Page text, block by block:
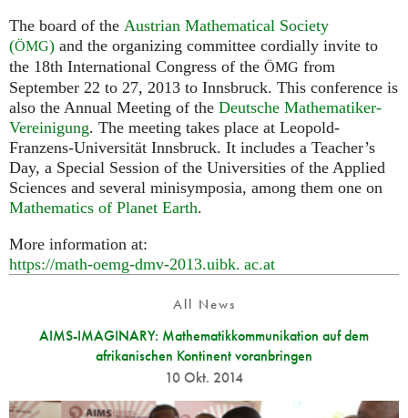
The board of the Austrian Mathematical Society
(ÖMG) and the organizing committee cordially invite to
the 18th International Congress of the ÖMG from
September 22 to 27, 2013 to Innsbruck. This conference is
also the Annual Meeting of the Deutsche Mathematiker-
Vereinigung. The meeting takes place at Leopold-
Franzens-Universität Innsbruck. It includes a Teacher’s
Day, a Special Session of the Universities of the Applied
Sciences and several minisymposia, among them one on
Mathematics of Planet Earth.
More information at:
https://math-oemg-dmv-2013.uibk. ac.at
All News
AIMS-IMAGINARY: Mathematikkommunikation auf dem
afrikanischen Kontinent voranbringen
10 Okt. 2014